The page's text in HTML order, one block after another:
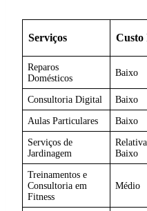
Serviços Custo
Reparos
Domésticos
Baixo
Consultoria Digital Baixo
Aulas Particulares
Baixo
Serviços de
Jardinagem
Baixo
Treinamentos e
Consultoria em
Fitness
Médio